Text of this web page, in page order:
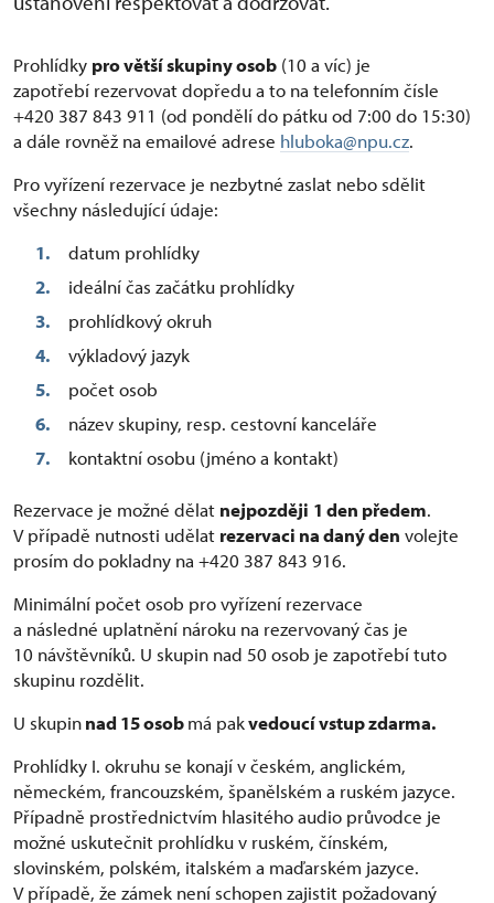
Prohlídky pro větší skupiny osob (10 a víc) je
zapotřebí rezervovat dopředu a to na telefonním čísle
+420 387 843 911 (od pondělí do pátku od 7:00 do 15:30)
a dále rovněž na emailové adrese hluboka@npu.cz.
Pro vyřízení rezervace je nezbytné zaslat nebo sdělit
všechny následující údaje:
datum prohlídky
ideální čas začátku prohlídky
prohlídkový okruh
výkladový jazyk
počet osob
název skupiny, resp. cestovní kanceláře
kontaktní osobu (jméno a kontakt)
Rezervace je možné dělat nejpozději 1 den předem.
V případě nutnosti udělat rezervaci na daný den volejte
prosím do pokladny na +420 387 843 916.
Minimální počet osob pro vyřízení rezervace
a následné uplatnění nároku na rezervovaný čas je
10 návštěvníků. U skupin nad 50 osob je zapotřebí tuto
skupinu rozdělit.
U skupinnad 15 osobmá pakvedoucí vstup zdarma.
Prohlídky I. okruhu se konají v českém, anglickém,
německém, francouzském, španělském a ruském jazyce.
Případně prostřednictvím hlasitého audio průvodce je
možné uskutečnit prohlídku v ruském, čínském,
slovinském, polském, italském a maďarském jazyce.
V případě, že zámek není schopen zajistit požadovaný